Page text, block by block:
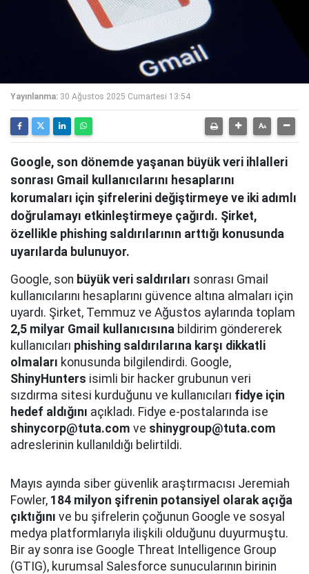
Yayınlanma: 30 Ağustos 2025 Cumartesi 13:54
Google, son dönemde yaşanan büyük veri ihlalleri
sonrası Gmail kullanıcılarını hesaplarını
korumaları için şifrelerini değiştirmeye ve iki adımlı
doğrulamayı etkinleştirmeye çağırdı. Şirket,
özellikle phishing saldırılarının arttığı konusunda
uyarılarda bulunuyor.
Google, son büyük veri saldırıları sonrası Gmail
kullanıcılarını hesaplarını güvence altına almaları için
uyardı. Şirket, Temmuz ve Ağustos aylarında toplam
2,5 milyar Gmail kullanıcısına bildirim göndererek
kullanıcıları phishing saldırılarına karşı dikkatli
olmaları konusunda bilgilendirdi. Google,
ShinyHunters isimli bir hacker grubunun veri
sızdırma sitesi kurduğunu ve kullanıcıları fidye için
hedef aldığını açıkladı. Fidye e-postalarında ise
shinycorp@tuta.com ve shinygroup@tuta.com
adreslerinin kullanıldığı belirtildi.
Mayıs ayında siber güvenlik araştırmacısı Jeremiah
Fowler, 184 milyon şifrenin potansiyel olarak açığa
çıktığını ve bu şifrelerin çoğunun Google ve sosyal
medya platformlarıyla ilişkili olduğunu duyurmuştu.
Bir ay sonra ise Google Threat Intelligence Group
(GTIG), kurumsal Salesforce sunucularının birinin